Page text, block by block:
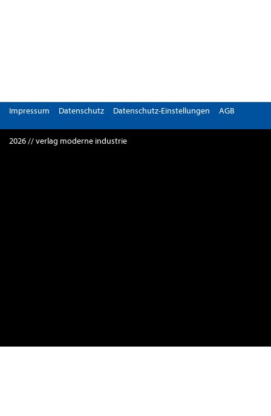
Impressum Datenschutz Datenschutz-Einstellungen AGB
2026 // verlag moderne industrie